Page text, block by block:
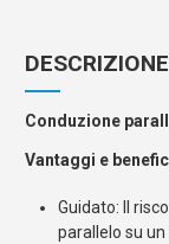
DESCRIZIONE
Conduzione
Vantaggi e
Guidato: Il
parallelo su un